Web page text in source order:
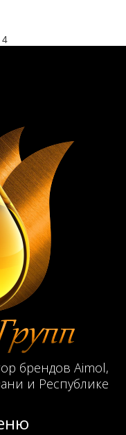
4
брендов Aimol,
и Республике